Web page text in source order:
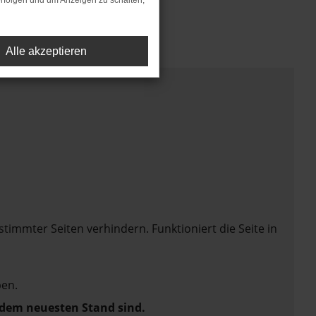
Seiten verhindern. Funktioniert die Seite in
neuesten Stand sind.
Alle akzeptieren